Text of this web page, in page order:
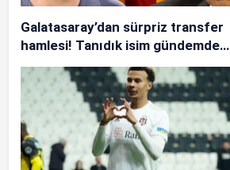
Galatasaray’dan sürpriz transfer
hamlesi! Tanıdık isim gündemde…